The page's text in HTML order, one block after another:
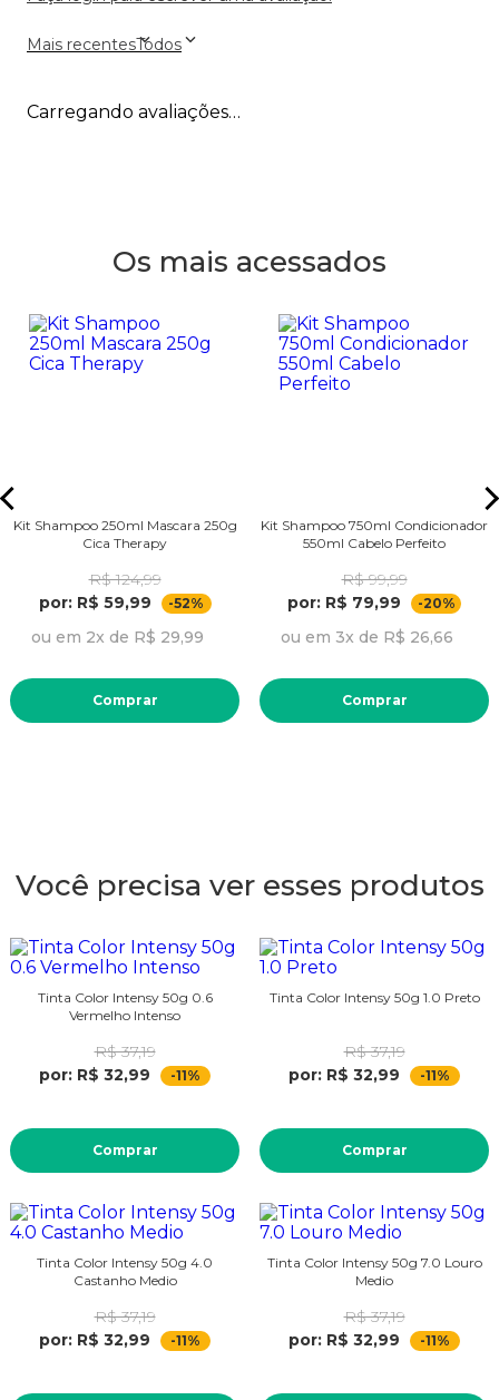
Mais recentesTodos
Carregando avaliações…
Os mais acessados
Kit Shampoo 250ml Mascara 250g
Cica Therapy
R$ 124,99
por: R$ 59,99
-52%
ou em 2x de R$ 29,99
Comprar
Kit Shampoo 750ml Condicionador
550ml Cabelo Perfeito
R$ 99,99
por: R$ 79,99
-20%
ou em 3x de R$ 26,66
Comprar
Você precisa ver esses produtos
Tinta Color Intensy 50g 0.6
Vermelho Intenso
R$ 37,19
por: R$ 32,99
-11%
Comprar
Tinta Color Intensy 50g 1.0 Preto
R$ 37,19
por: R$ 32,99
-11%
Comprar
Tinta Color Intensy 50g 4.0
Castanho Medio
R$ 37,19
por: R$ 32,99
-11%
Tinta Color Intensy 50g 7.0 Louro
Medio
R$ 37,19
por: R$ 32,99
-11%